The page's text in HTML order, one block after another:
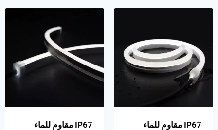
IP67 مقاوم للماء
IP67 مقاوم للماء